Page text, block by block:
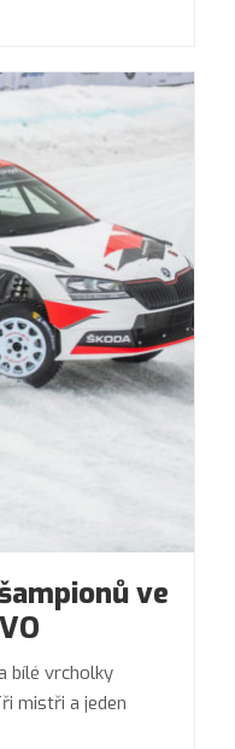
ve
bílé vrcholky
mistři a jeden